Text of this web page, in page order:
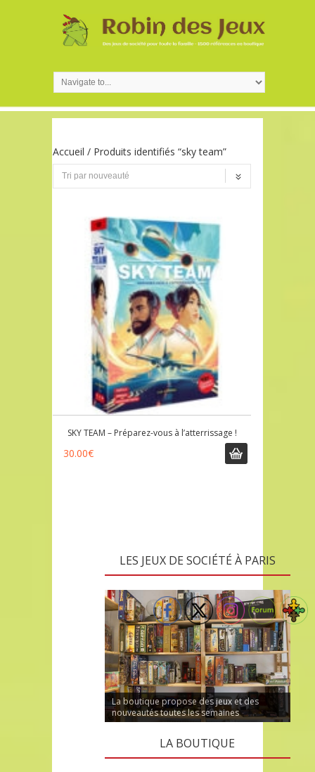
Accueil / Produits identifiés “sky team”
SKY TEAM – Préparez-vous à l’atterrissage !
30.00€
LES JEUX DE SOCIÉTÉ À PARIS
La boutique propose des jeux et des
nouveautés toutes les semaines
LA BOUTIQUE